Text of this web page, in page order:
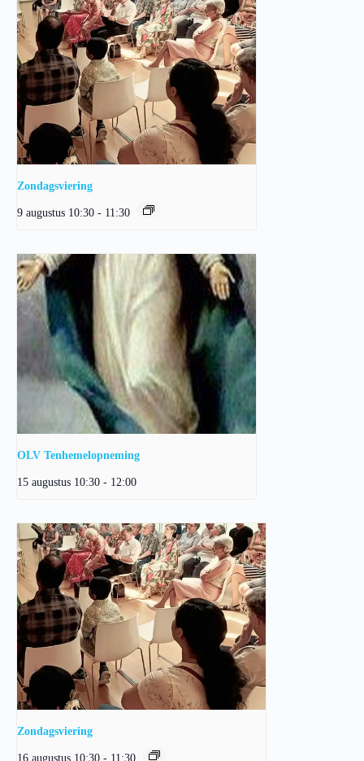
Zondagsviering
9 augustus 10:30 - 11:30
OLV Tenhemelopneming
15 augustus 10:30 - 12:00
Zondagsviering
16 augustus 10:30 - 11:30